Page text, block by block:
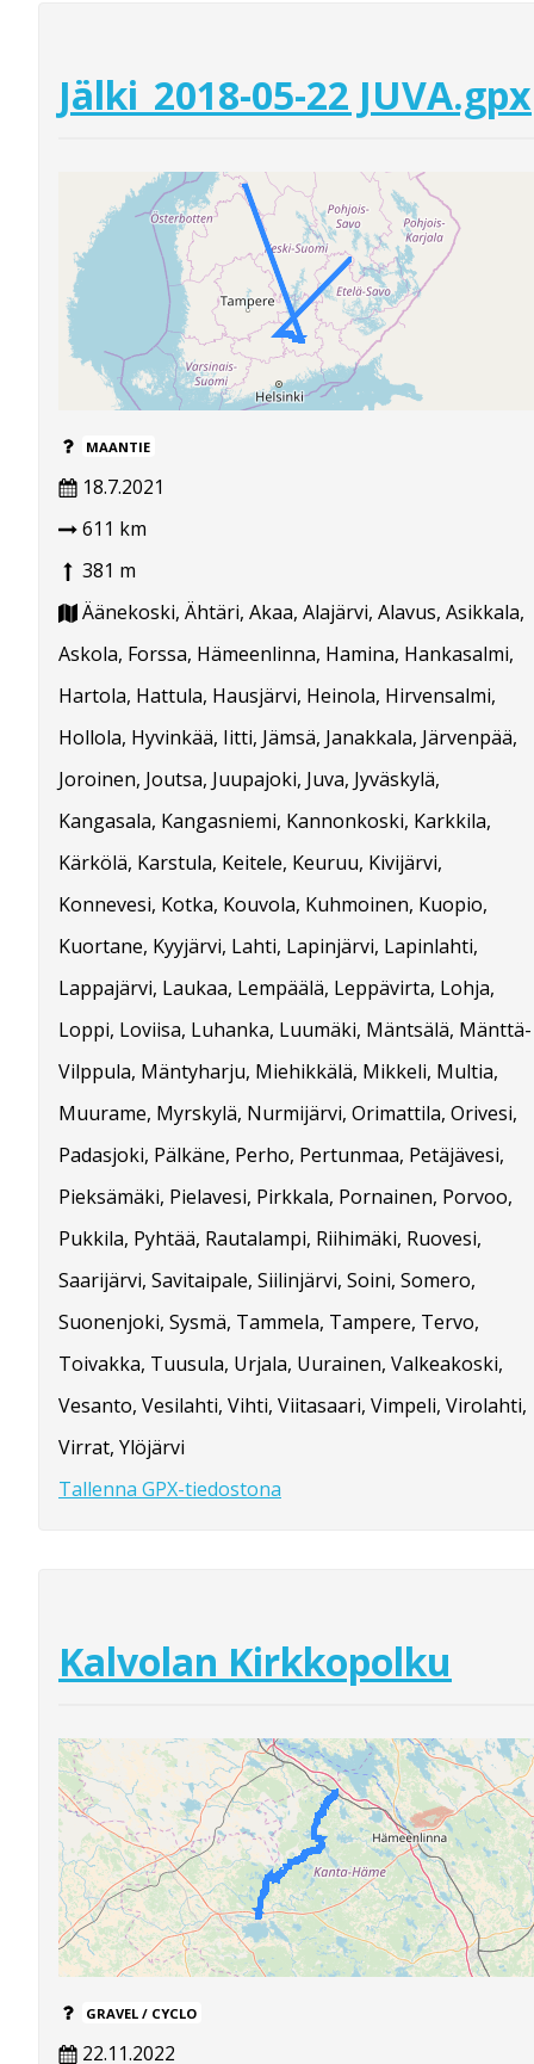
Jälki_2018-05-22 JUVA.gpx
MAANTIE
18.7.2021
611 km
381 m
Äänekoski, Ähtäri, Akaa, Alajärvi, Alavus, Asikkala,
Askola, Forssa, Hämeenlinna, Hamina, Hankasalmi,
Hartola, Hattula, Hausjärvi, Heinola, Hirvensalmi,
Hollola, Hyvinkää, Iitti, Jämsä, Janakkala, Järvenpää,
Joroinen, Joutsa, Juupajoki, Juva, Jyväskylä,
Kangasala, Kangasniemi, Kannonkoski, Karkkila,
Kärkölä, Karstula, Keitele, Keuruu, Kivijärvi,
Konnevesi, Kotka, Kouvola, Kuhmoinen, Kuopio,
Kuortane, Kyyjärvi, Lahti, Lapinjärvi, Lapinlahti,
Lappajärvi, Laukaa, Lempäälä, Leppävirta, Lohja,
Loppi, Loviisa, Luhanka, Luumäki, Mäntsälä, Mänttä-
Vilppula, Mäntyharju, Miehikkälä, Mikkeli, Multia,
Muurame, Myrskylä, Nurmijärvi, Orimattila, Orivesi,
Padasjoki, Pälkäne, Perho, Pertunmaa, Petäjävesi,
Pieksämäki, Pielavesi, Pirkkala, Pornainen, Porvoo,
Pukkila, Pyhtää, Rautalampi, Riihimäki, Ruovesi,
Saarijärvi, Savitaipale, Siilinjärvi, Soini, Somero,
Suonenjoki, Sysmä, Tammela, Tampere, Tervo,
Toivakka, Tuusula, Urjala, Uurainen, Valkeakoski,
Vesanto, Vesilahti, Vihti, Viitasaari, Vimpeli, Virolahti,
Virrat, Ylöjärvi
Tallenna GPX-tiedostona
Kalvolan Kirkkopolku
GRAVEL / CYCLO
22.11.2022